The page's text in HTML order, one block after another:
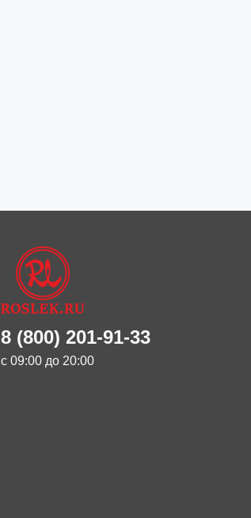
8 (800) 201-91-33
с 09:00 до 20:00